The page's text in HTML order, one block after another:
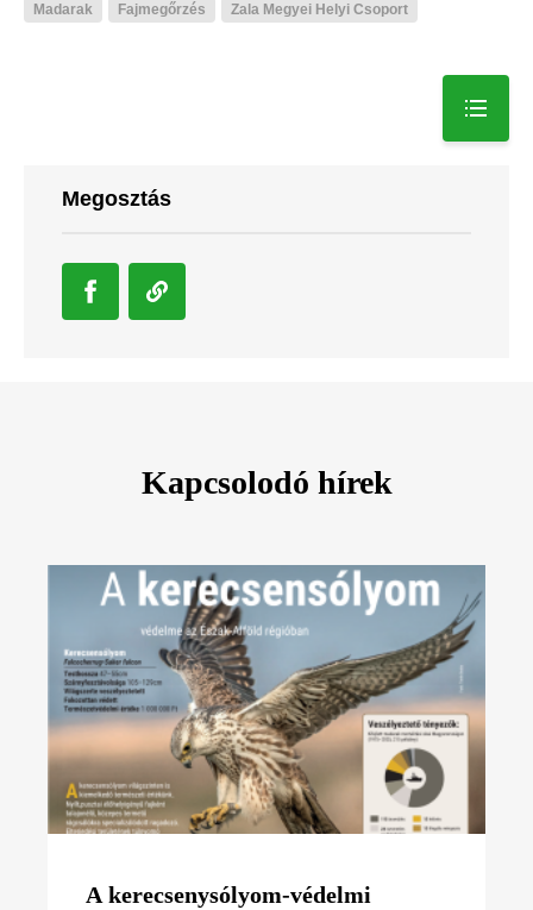
Madarak Fajmegőrzés Zala Megyei Helyi Csoport
Megosztás
Kapcsolodó hírek
A kerecsenysólyom-védelmi